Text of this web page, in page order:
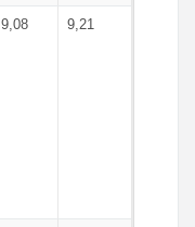
9,08 9,21